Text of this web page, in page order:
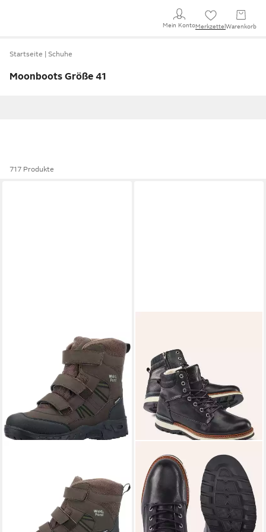
Mein KontoMerkzettel Warenkorb
Startseite Schuhe
Moonboots Größe 41
717 Produkte